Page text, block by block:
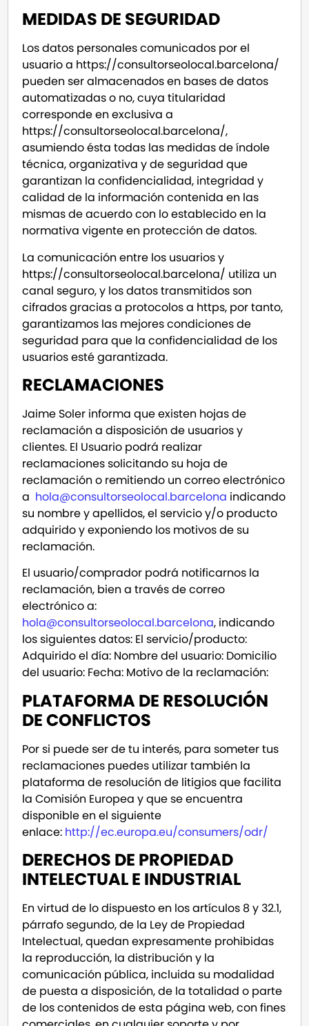
MEDIDAS DE SEGURIDAD
Los datos personales comunicados por el
usuario a https://consultorseolocal.barcelona/
pueden ser almacenados en bases de datos
automatizadas o no, cuya titularidad
corresponde en exclusiva a
https://consultorseolocal.barcelona/,
asumiendo ésta todas las medidas de índole
técnica, organizativa y de seguridad que
garantizan la confidencialidad, integridad y
calidad de la información contenida en las
mismas de acuerdo con lo establecido en la
normativa vigente en protección de datos.
La comunicación entre los usuarios y
https://consultorseolocal.barcelona/ utiliza un
canal seguro, y los datos transmitidos son
cifrados gracias a protocolos a https, por tanto,
garantizamos las mejores condiciones de
seguridad para que la confidencialidad de los
usuarios esté garantizada.
RECLAMACIONES
Jaime Soler informa que existen hojas de
reclamación a disposición de usuarios y
clientes. El Usuario podrá realizar
reclamaciones solicitando su hoja de
reclamación o remitiendo un correo electrónico
a hola@consultorseolocal.barcelona indicando
su nombre y apellidos, el servicio y/o producto
adquirido y exponiendo los motivos de su
reclamación.
El usuario/comprador podrá notificarnos la
reclamación, bien a través de correo
electrónico a:
hola@consultorseolocal.barcelona, indicando
los siguientes datos: El servicio/producto:
Adquirido el día: Nombre del usuario: Domicilio
del usuario: Fecha: Motivo de la reclamación:
PLATAFORMA DE RESOLUCIÓN
DE CONFLICTOS
Por si puede ser de tu interés, para someter tus
reclamaciones puedes utilizar también la
plataforma de resolución de litigios que facilita
la Comisión Europea y que se encuentra
disponible en el siguiente
enlace: http://ec.europa.eu/consumers/odr/
DERECHOS DE PROPIEDAD
INTELECTUAL E INDUSTRIAL
En virtud de lo dispuesto en los artículos 8 y 32.1,
párrafo segundo, de la Ley de Propiedad
Intelectual, quedan expresamente prohibidas
la reproducción, la distribución y la
comunicación pública, incluida su modalidad
de puesta a disposición, de la totalidad o parte
de los contenidos de esta página web, con fines